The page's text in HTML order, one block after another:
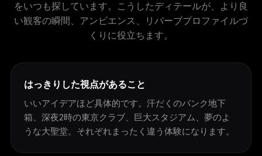
をいつも探しています。こうしたディテールが、より良
い観客の瞬間、アンビエンス、リバーブプロファイルづ
くりに役立ちます。
はっきりした視点があること
いいアイデアほど具体的です。汗だくのパンク地下
箱、深夜2時の東京クラブ、巨大スタジアム、夢のよ
うな大聖堂。それぞれまったく違う体験になります。